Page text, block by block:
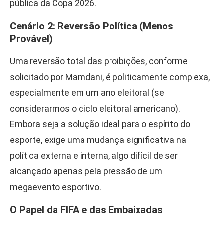
pública da Copa 2026.
Cenário 2: Reversão Política (Menos
Provável)
Uma reversão total das proibições, conforme
solicitado por Mamdani, é politicamente complexa,
especialmente em um ano eleitoral (se
considerarmos o ciclo eleitoral americano).
Embora seja a solução ideal para o espírito do
esporte, exige uma mudança significativa na
política externa e interna, algo difícil de ser
alcançado apenas pela pressão de um
megaevento esportivo.
O Papel da FIFA e das Embaixadas